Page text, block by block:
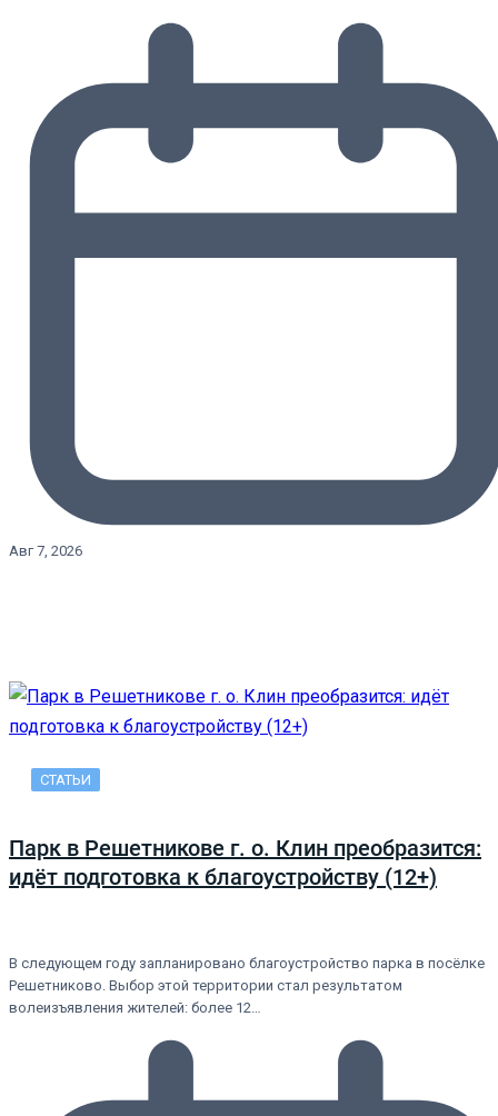
Авг 7, 2026
СТАТЬИ
Парк в Решетникове г. о. Клин преобразится:
идёт подготовка к благоустройству (12+)
В следующем году запланировано благоустройство парка в посёлке
Решетниково. Выбор этой территории стал результатом
волеизъявления жителей: более 12…